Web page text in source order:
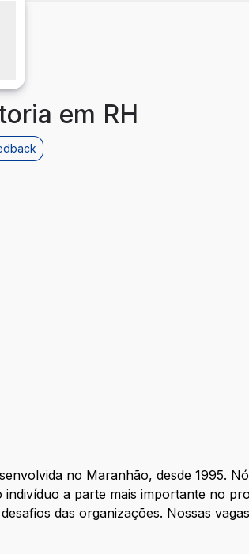
em RH
no Maranhão, desde 1995.
a parte mais importante no
das organizações. Nossas